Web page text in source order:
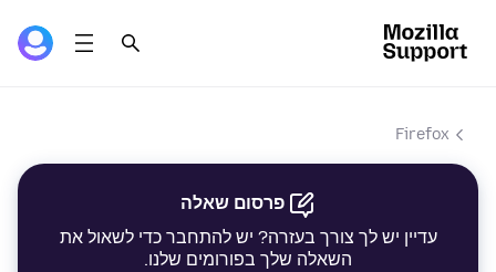
Firefox
פרסום שאלה
עדיין יש לך צורך בעזרה? יש להתחבר כדי לשאול את
השאלה שלך בפורומים שלנו.